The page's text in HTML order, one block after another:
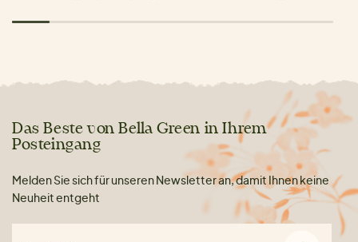
Das Beste von Bella Green in Ihrem
Posteingang
Melden Sie sich für unseren Newsletter an, damit Ihnen keine
Neuheit entgeht